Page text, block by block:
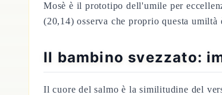
Mosè è il prototipo dell'umile per
(20,14) osserva che proprio questa
Il bambino svezzato:
Il cuore del salmo è la similitudine del